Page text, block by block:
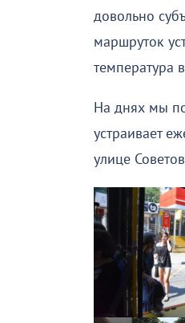
довольно
маршруток
температура
На днях мы
устраивает
улице